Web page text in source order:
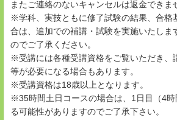
またご連絡のないキャンセルは返金できま
※学科、実技ともに修了試験の結果、合格
合は、追加での補講・試験を実施いたしま
のでご了承ください。
※受講には各種受講資格をご覧いただき、
等が必要になる場合もあります。
※受講資格は18歳以上となります。
※35時間土日コースの場合は、1日目（4
る可能性がありますのでご了承下さい。